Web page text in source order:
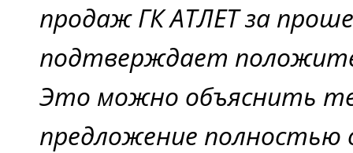
продаж ГК АТЛЕТ за
подтверждает
Это можно объяснить
предложение полностью